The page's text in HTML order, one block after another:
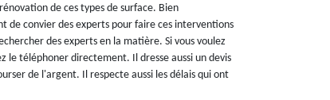
de ces types de surface. Bien
de convier des experts pour faire ces interventions
des experts en la matière. Si vous voulez
le téléphoner directement. Il dresse aussi un devis
de l'argent. Il respecte aussi les délais qui ont